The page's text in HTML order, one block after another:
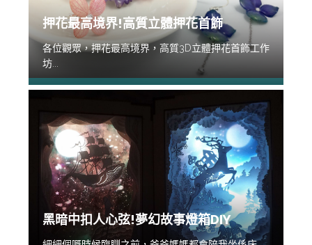
押花最高境界!高質立體押花首飾
各位觀眾，押花最高境界，高質3D立體押花首飾工作
坊...
黑暗中扣人心弦!夢幻故事燈箱DIY